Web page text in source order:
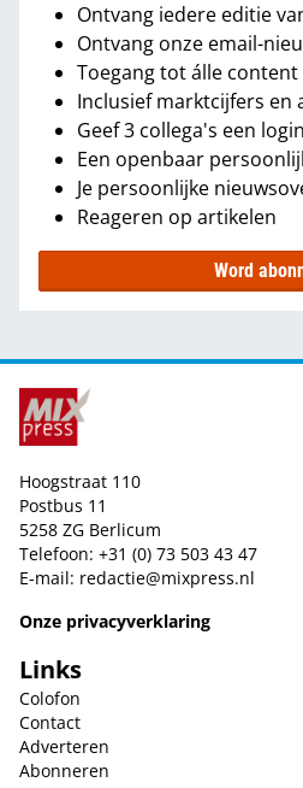
Ontvang iedere editie
Ontvang onze email-
Toegang tot álle
Inclusief marktcijfers en
Geef 3 collega's een
Een openbaar
Je persoonlijke
Reageren op artikelen
Word
Hoogstraat 110
Postbus 11
5258 ZG Berlicum
Telefoon: +31 (0) 73 503 43 47
E-mail: redactie@mixpress.nl
Onze privacyverklaring
Links
Colofon
Contact
Adverteren
Abonneren